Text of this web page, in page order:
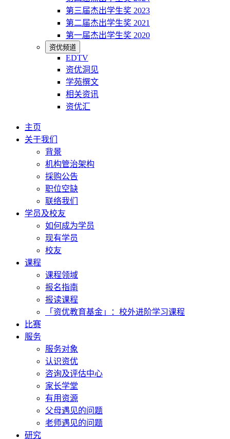
第三届杰出学生奖 2023
第二届杰出学生奖 2021
第一届杰出学生奖 2020
资优频道
EDTV
资优洞见
学苑撰文
相关资讯
资优汇
主页
关于我们
背景
机构管治架构
採购公告
职位空缺
联络我们
学员及校友
如何成为学员
现有学员
校友
课程
课程领域
报名指南
报读课程
「资优教育基金」：校外进阶学习课程
比赛
服务
服务对象
认识资优
咨询及评估中心
家长学堂
有用资源
父母遇见的问题
老师遇见的问题
研究